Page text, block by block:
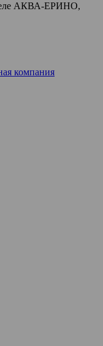
АКВА-ЕРИНО,
компания